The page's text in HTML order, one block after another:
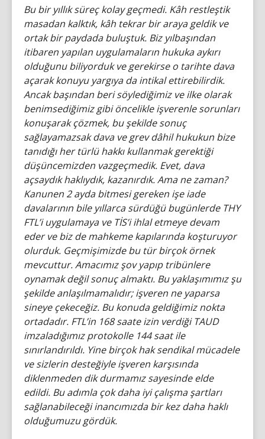
Bu bir yıllık süreç kolay geçmedi. Kâh restleştik
masadan kalktık, kâh tekrar bir araya geldik ve
ortak bir paydada buluştuk. Biz yılbaşından
itibaren yapılan uygulamaların hukuka aykırı
olduğunu biliyorduk ve gerekirse o tarihte dava
açarak konuyu yargıya da intikal ettirebilirdik.
Ancak başından beri söylediğimiz ve ilke olarak
benimsediğimiz gibi öncelikle işverenle sorunları
konuşarak çözmek, bu şekilde sonuç
sağlayamazsak dava ve grev dâhil hukukun bize
tanıdığı her türlü hakkı kullanmak gerektiği
düşüncemizden vazgeçmedik. Evet, dava
açsaydık haklıydık, kazanırdık. Ama ne zaman?
Kanunen 2 ayda bitmesi gereken işe iade
davalarının bile yıllarca sürdüğü bugünlerde THY
FTL’i uygulamaya ve TİS’i ihlal etmeye devam
eder ve biz de mahkeme kapılarında koşturuyor
olurduk. Geçmişimizde bu tür birçok örnek
mevcuttur. Amacımız şov yapıp tribünlere
oynamak değil sonuç almaktı. Bu yaklaşımımız şu
şekilde anlaşılmamalıdır; işveren ne yaparsa
sineye çekeceğiz. Bu konuda geldiğimiz nokta
ortadadır. FTL’in 168 saate izin verdiği TAUD
imzaladığımız protokolle 144 saat ile
sınırlandırıldı. Yine birçok hak sendikal mücadele
ve sizlerin desteğiyle işveren karşısında
diklenmeden dik durmamız sayesinde elde
edildi. Bu adımla çok daha iyi çalışma şartları
sağlanabileceği inancımızda bir kez daha haklı
olduğumuzu gördük.